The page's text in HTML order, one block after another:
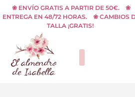
al
contenido
❀ ENVÍO GRATIS A PARTIR DE 50€. ❀
ENTREGA EN 48/72 HORAS. ❀ CAMBIOS
TALLA ¡GRATIS!